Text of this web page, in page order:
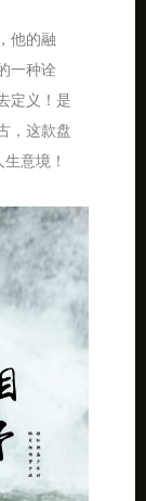
他的融
一种诠
定义！是
，这款盘
意境！